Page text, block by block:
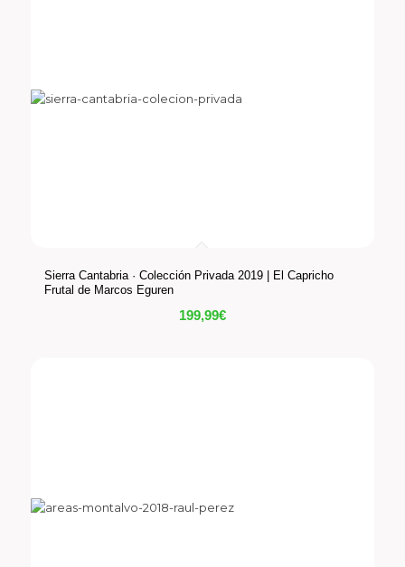
Sierra Cantabria · Colección Privada 2019 | El Capricho
Frutal de Marcos Eguren
199,99€